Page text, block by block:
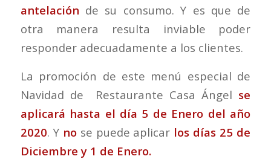
antelación de su consumo. Y es que de
otra manera resulta inviable poder
responder adecuadamente a los clientes.
La promoción de este menú especial de
Navidad de Restaurante Casa Ángel se
aplicará hasta el día 5 de Enero del año
2020. Y nose puede aplicar los días 25 de
Diciembre y 1 de Enero.